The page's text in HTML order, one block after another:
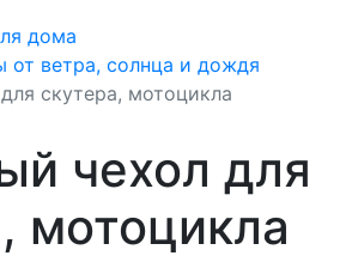
дома
от ветра, солнца и дождя
скутера, мотоцикла
чехол для
мотоцикла